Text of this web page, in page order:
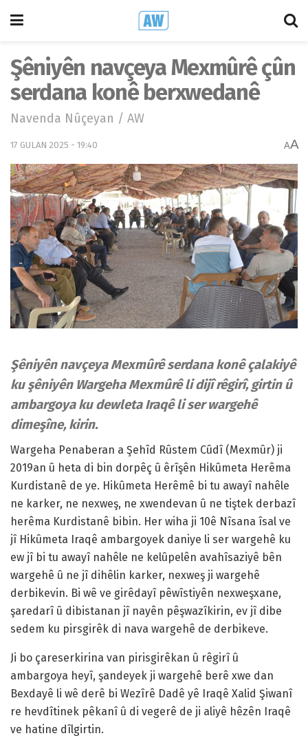
Şêniyên navçeya Mexmûrê çûn
serdana konê berxwedanê
Navenda Nûçeyan / AW
17 GULAN 2025 - 19:40 AA
Şêniyên navçeya Mexmûrê serdana konê çalakiyê
ku şêniyên Wargeha Mexmûrê li dijî rêgirî, girtin û
ambargoya ku dewleta Iraqê li ser wargehê
dimeşîne, kirin.
Wargeha Penaberan a Şehîd Rûstem Cûdî (Mexmûr) ji
2019an û heta di bin dorpêç û êrîşên Hikûmeta Herêma
Kurdistanê de ye. Hikûmeta Herêmê bi tu awayî nahêle
ne karker, ne nexweş, ne xwendevan û ne tiştek derbazî
herêma Kurdistanê bibin. Her wiha ji 10ê Nîsana îsal ve
jî Hikûmeta Iraqê ambargoyek daniye li ser wargehê ku
ew jî bi tu awayî nahêle ne kelûpelên avahîsaziyê bên
wargehê û ne jî dihêlin karker, nexweş ji wargehê
derbikevin. Bi wê ve girêdayî pêwîstiyên nexweşxane,
şaredarî û dibistanan jî nayên pêşwazîkirin, ev jî dibe
sedem ku pirsgirêk di nava wargehê de derbikeve.
Ji bo çareserkirina van pirisgirêkan û rêgirî û
ambargoya heyî, şandeyek ji wargehê berê xwe dan
Bexdayê li wê derê bi Wezîrê Dadê yê Iraqê Xalid Şiwanî
re hevdîtinek pêkanî û di vegerê de ji aliyê hêzên Iraqê
ve hatine dîlgirtin.